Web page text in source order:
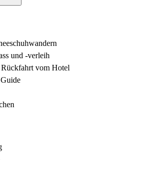
und -verleih
vom Hotel